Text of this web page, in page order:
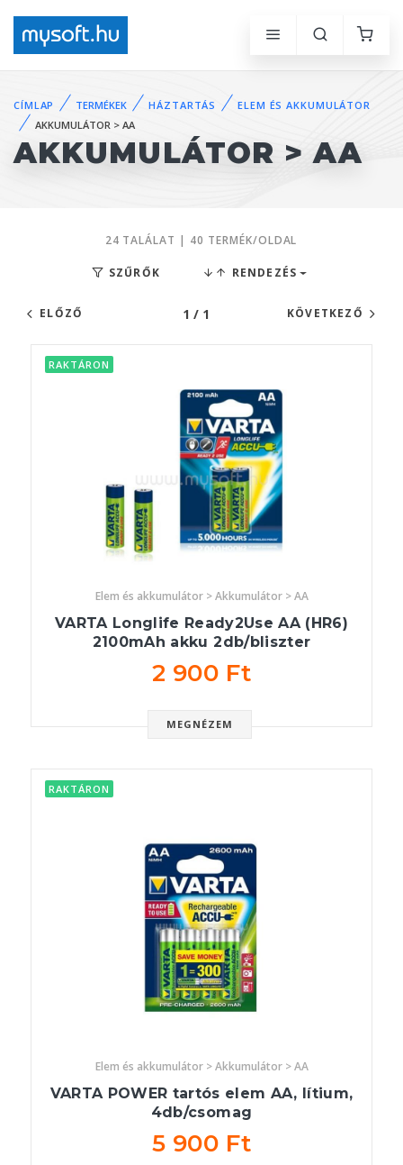
CÍMLAP TERMÉKEK HÁZTARTÁS
ELEM ÉS AKKUMULÁTOR
AKKUMULÁTOR > AA
AKKUMULÁTOR > AA
24 TALÁLAT | 40 TERMÉK/OLDAL
SZŰRŐK RENDEZÉS
ELŐZŐ 1 / 1 KÖVETKEZŐ
RAKTÁRON
Elem és akkumulátor > Akkumulátor > AA
VARTA Longlife Ready2Use AA (HR6)
2100mAh akku 2db/bliszter
2 900 Ft
MEGNÉZEM
RAKTÁRON
Elem és akkumulátor > Akkumulátor > AA
VARTA POWER tartós elem AA, lítium,
4db/csomag
5 900 Ft